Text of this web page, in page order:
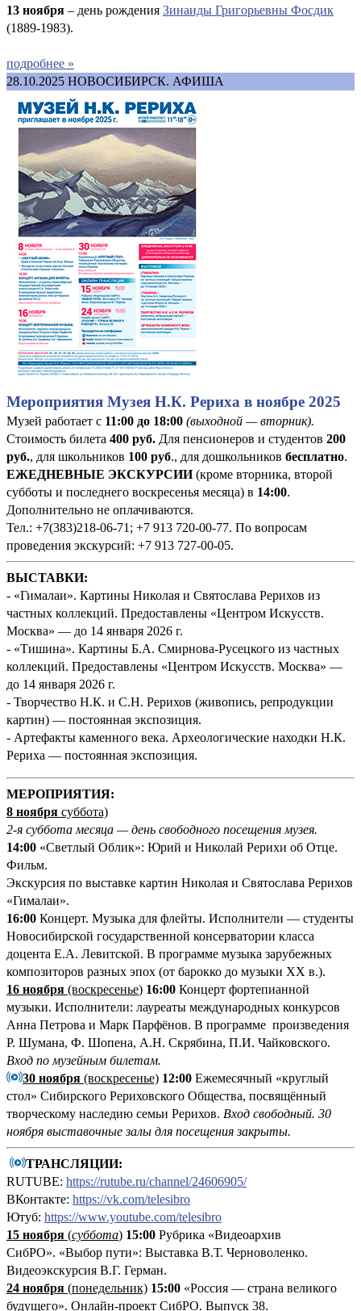
13 ноября – день рождения Зинаиды Григорьевны Фосдик
(1889-1983).
подробнее »
28.10.2025 НОВОСИБИРСК. АФИША
Мероприятия Музея Н.К. Рериха в ноябре 2025
Музей работает с 11:00 до 18:00 (выходной — вторник).
Стоимость билета 400 руб. Для пенсионеров и студентов 200
руб., для школьников 100 руб., для дошкольников бесплатно.
ЕЖЕДНЕВНЫЕ ЭКСКУРСИИ(кроме вторника, второй
субботы и последнего воскресенья месяца) в 14:00.
Дополнительно не оплачиваются.
Тел.: +7(383)218-06-71; +7 913 720-00-77. По вопросам
проведения экскурсий: +7 913 727-00-05.
ВЫСТАВКИ:
- «Гималаи». Картины Николая и Святослава Рерихов из
частных коллекций. Предоставлены «Центром Искусств.
Москва» — до 14 января 2026 г.
- «Тишина». Картины Б.А. Смирнова-Русецкого из частных
коллекций. Предоставлены «Центром Искусств. Москва» —
до 14 января 2026 г.
- Творчество Н.К. и С.Н. Рерихов (живопись, репродукции
картин) — постоянная экспозиция.
- Артефакты каменного века. Археологические находки Н.К.
Рериха — постоянная экспозиция.
МЕРОПРИЯТИЯ:
8 ноября суббота)
2-я суббота месяца — день свободного посещения музея.
14:00 «Светлый Облик»: Юрий и Николай Рерихи об Отце.
Фильм.
Экскурсия по выставке картин Николая и Святослава Рерихов
«Гималаи».
16:00 Концерт. Музыка для флейты. Исполнители — студенты
Новосибирской государственной консерватории класса
доцента Е.А. Левитской. В программе музыка зарубежных
композиторов разных эпох (от барокко до музыки ХХ в.).
16 ноября (воскресенье) 16:00 Концерт фортепианной
музыки. Исполнители: лауреаты международных конкурсов
Анна Петрова и Марк Парфёнов. В программе произведения
Р. Шумана, Ф. Шопена, А.Н. Скрябина, П.И. Чайковского.
Вход по музейным билетам.
30 ноября (воскресенье) 12:00 Ежемесячный «круглый
стол» Сибирского Рериховского Общества, посвящённый
творческому наследию семьи Рерихов. Вход свободный. 30
ноября выставочные залы для посещения закрыты.
ТРАНСЛЯЦИИ:
RUTUBE: https://rutube.ru/channel/24606905/
ВКонтакте: https://vk.com/telesibro
Ютуб: https://www.youtube.com/telesibro
15 ноября (суббота) 15:00 Рубрика «Видеоархив
СибРО». «Выбор пути»: Выставка В.Т. Черноволенко.
Видеоэкскурсия В.Г. Герман.
24 ноября (понедельник) 15:00 «Россия — страна великого
будущего». Онлайн-проект СибРО. Выпуск 38.